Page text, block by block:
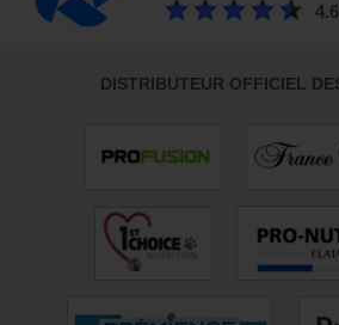
DISTRIBUTEUR OFFICIEL